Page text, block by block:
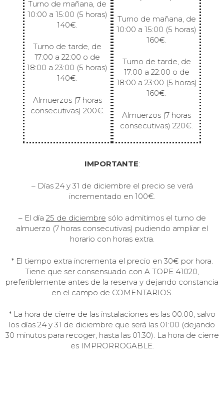
Turno de mañana, de
10:00 a 15:00 (5 horas)
140€.
Turno de tarde, de
17:00 a 22:00 o de
18:00 a 23:00 (5 horas)
140€.
Almuerzos (7 horas
consecutivas) 200€.
Turno de mañana, de
10:00 a 15:00 (5 horas)
160€.
Turno de tarde, de
17:00 a 22:00 o de
18:00 a 23:00 (5 horas)
160€.
Almuerzos (7 horas
consecutivas) 220€.
IMPORTANTE:
– Días 24 y 31 de diciembre el precio se verá
incrementado en 100€.
– El día 25 de diciembre sólo admitimos el turno de
almuerzo (7 horas consecutivas) pudiendo ampliar el
horario con horas extra.
* El tiempo extra incrementa el precio en 30€ por hora.
Tiene que ser consensuado con A TOPE 41020,
preferiblemente antes de la reserva y dejando constancia
en el campo de COMENTARIOS.
* La hora de cierre de las instalaciones es las 00:00, salvo
los días 24 y 31 de diciembre que será las 01:00 (dejando
30 minutos para recoger, hasta las 01:30). La hora de cierre
es IMPRORROGABLE.